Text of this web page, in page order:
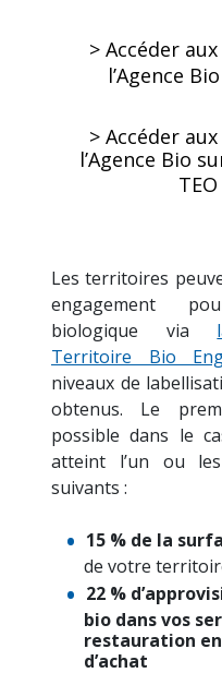
> Accéder
l’Agence
> Accéder
l’Agence Bio
TEO
Les territoires
engagement
biologique via
Territoire Bio
niveaux de
obtenus. Le
possible dans le
atteint l’un ou
suivants :
15 % de la
de votre
22 %
bio dans vos
restauration
d’achat